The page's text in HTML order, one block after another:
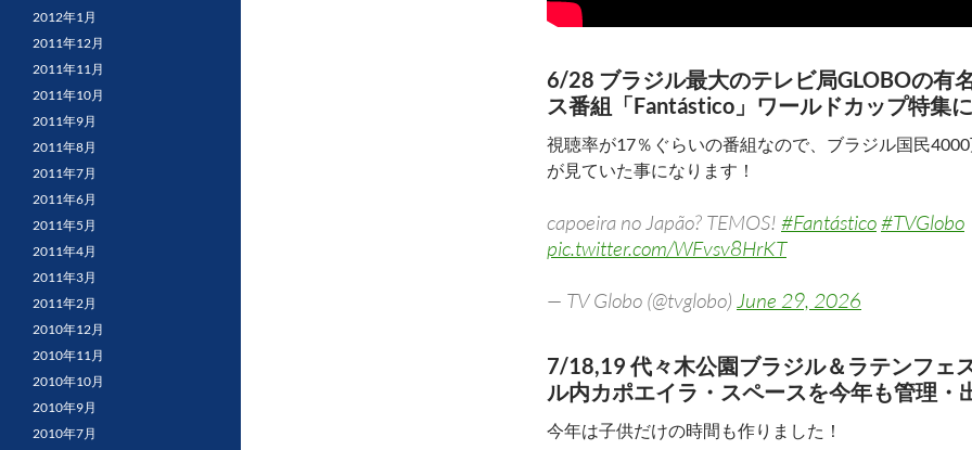
6/28 ブラジル最大のテレビ局GLOBOの有
ス番組「Fantástico」ワールドカップ特集
視聴率が17％ぐらいの番組なので、ブラジル国民
が見ていた事になります！
capoeira no Japão? TEMOS! #Fantástico#TVGlobo
pic.twitter.com/WFvsv8HrKT
— TV Globo (@tvglobo) June 29, 2026
7/18,19 代々木公園ブラジル＆ラテンフェ
ル内カポエイラ・スペースを今年も管理・
今年は子供だけの時間も作りました！
2012年1月
2011年12月
2011年11月
2011年10月
2011年9月
2011年8月
2011年7月
2011年6月
2011年5月
2011年4月
2011年3月
2011年2月
2010年12月
2010年11月
2010年10月
2010年9月
2010年7月